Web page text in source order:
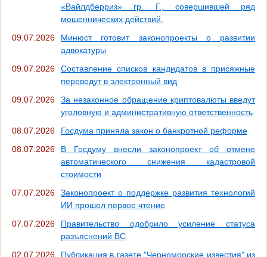
«Вайлдберриз» гр. Г., совершившей ряд
мошеннических действий.
09.07.2026
Минюст готовит законопроекты о развитии
адвокатуры
09.07.2026
Составление списков кандидатов в присяжные
переведут в электронный вид
09.07.2026
За незаконное обращение криптовалюты введут
уголовную и административную ответственность
08.07.2026
Госдума приняла закон о банкротной реформе
08.07.2026
В Госдуму внесли законопроект об отмене
автоматического снижения кадастровой
стоимости
07.07.2026
Законопроект о поддержке развития технологий
ИИ прошел первое чтение
07.07.2026
Правительство одобрило усиление статуса
разъяснений ВС
02.07.2026
Публикация в газете "Черноморские известия" из